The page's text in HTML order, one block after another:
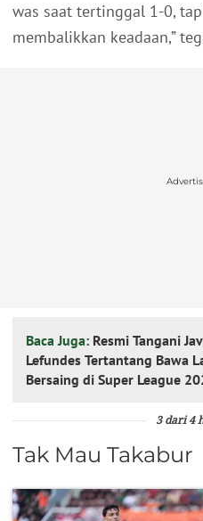
was saat tertinggal 1-0,
membalikkan keadaan,”
Baca Juga: Resmi Tangani
Lefundes Tertantang Bawa
Bersaing di Super League
3 dari 4
Tak Mau Takabur